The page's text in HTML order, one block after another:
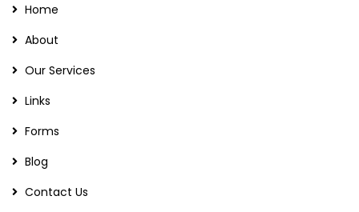
Home
About
Our Services
Links
Forms
Blog
Contact Us